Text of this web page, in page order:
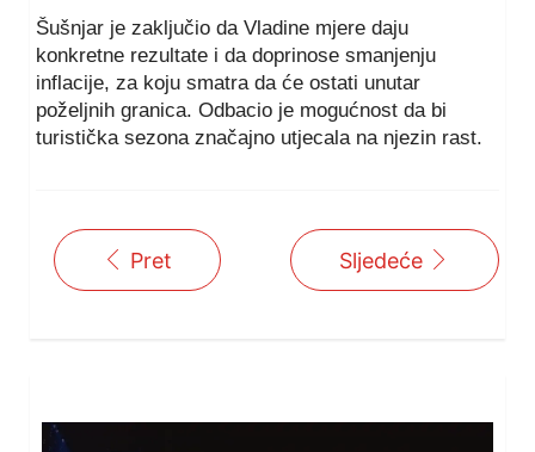
Šušnjar je zaključio da Vladine mjere daju
konkretne rezultate i da doprinose smanjenju
inflacije, za koju smatra da će ostati unutar
poželjnih granica. Odbacio je mogućnost da bi
turistička sezona značajno utjecala na njezin rast.
Pret Sljedeće